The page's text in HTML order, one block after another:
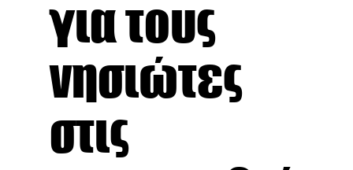
για τους
νησιώτες
στις